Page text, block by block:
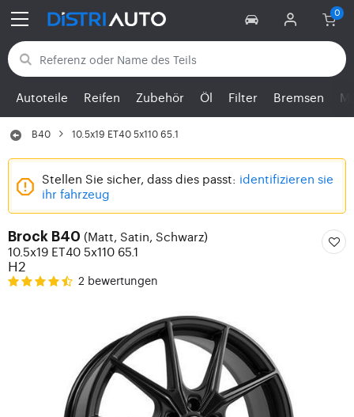
Zurück zu den Kategorien
Autoteile Reifen Zubehör Öl Filter Bremsen
B40 10.5x19 ET40 5x110 65.1
Stellen Sie sicher, dass dies passt: identifizieren sie
ihr fahrzeug
Brock B40 (Matt, Satin, Schwarz)
10.5x19 ET40 5x110 65.1
H2
2 bewertungen